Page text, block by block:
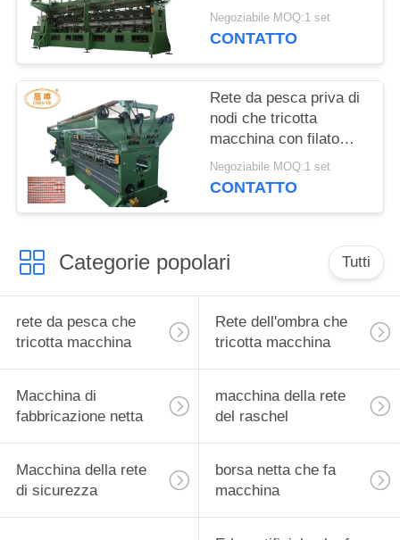
macchina per la
fabbricazione a rete
Negoziabile MOQ:1 set
CONTATTO
Rete da pesca priva di
nodi che tricotta
macchina con filato
negativo lasciato fuori
dal sistema
Negoziabile MOQ:1 set
CONTATTO
Categorie popolari Tutti
rete da pesca che
tricotta macchina
Rete dell'ombra che
tricotta macchina
Macchina di
fabbricazione netta
macchina della rete
del raschel
Macchina della rete
di sicurezza
borsa netta che fa
macchina